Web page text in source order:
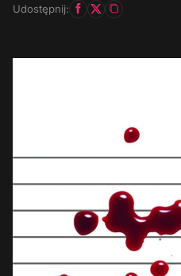
Udostępnij: